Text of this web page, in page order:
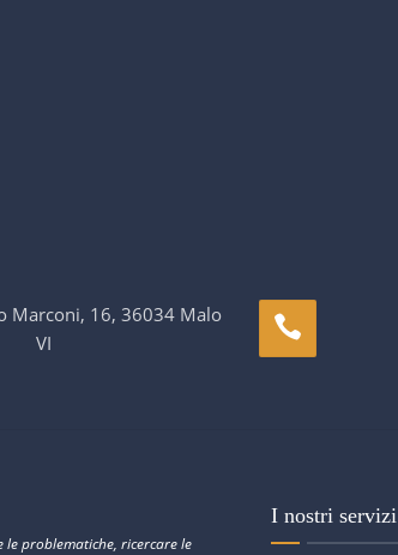
Marconi, 16, 36034 Malo
VI
le problematiche, ricercare le
I nostri servizi